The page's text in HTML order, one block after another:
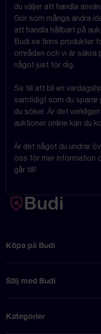
du väljer att handla
Gör som många andra
att handla hållbart på
Budi.se finns produkter
områden och vi är säkra
något just för dig.
Se till att bli en
samtidigt som du sparar
du söker. Är det
auktioner online kan du
Är det något du undrar
oss för mer information
går till!
Köpa på Budi
Sälj med Budi
Kategorier